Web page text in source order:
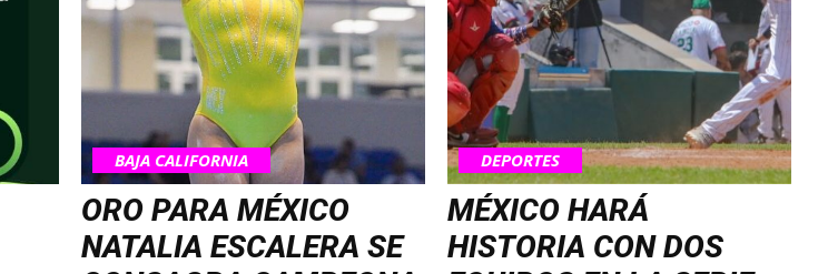
BAJA CALIFORNIA
ORO PARA MÉXICO
NATALIA ESCALERA SE
DEPORTES
MÉXICO HARÁ
HISTORIA CON DOS